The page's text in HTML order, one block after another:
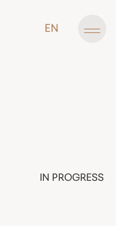
EN
IN PROGRESS